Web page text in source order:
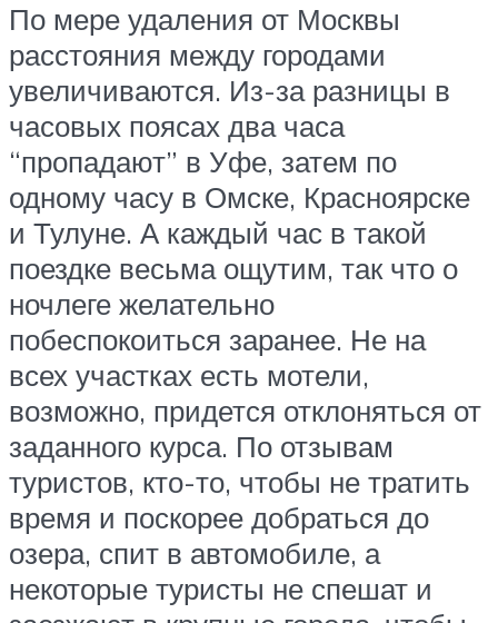
По мере удаления от Москвы
расстояния между городами
увеличиваются. Из-за разницы в
часовых поясах два часа
“пропадают” в Уфе, затем по
одному часу в Омске, Красноярске
и Тулуне. А каждый час в такой
поездке весьма ощутим, так что о
ночлеге желательно
побеспокоиться заранее. Не на
всех участках есть мотели,
возможно, придется отклоняться от
заданного курса. По отзывам
туристов, кто-то, чтобы не тратить
время и поскорее добраться до
озера, спит в автомобиле, а
некоторые туристы не спешат и